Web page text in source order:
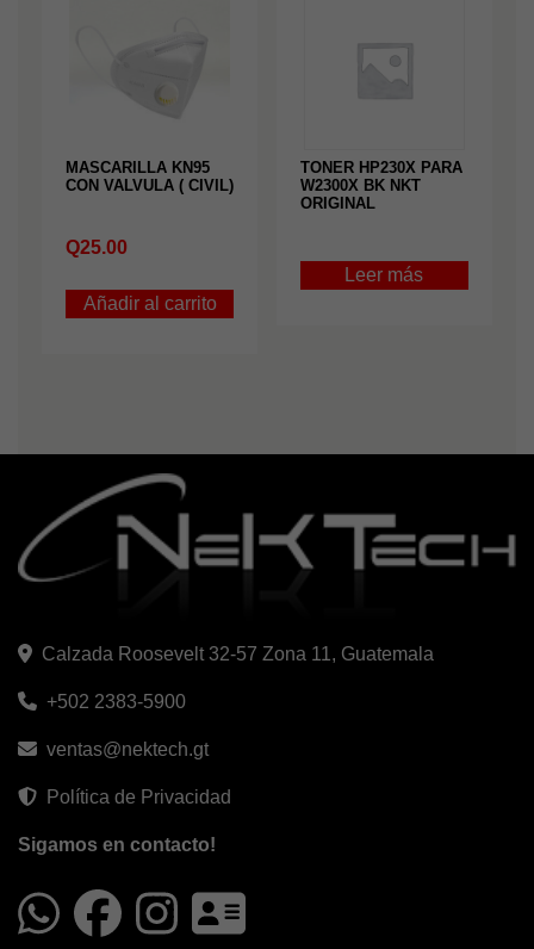
MASCARILLA KN95
CON VALVULA ( CIVIL)
Q25.00
Añadir al carrito
TONER HP230X PARA
W2300X BK NKT
ORIGINAL
Leer más
Calzada Roosevelt 32-57 Zona 11, Guatemala
+502 2383-5900
ventas@nektech.gt
Política de Privacidad
Sigamos en contacto!